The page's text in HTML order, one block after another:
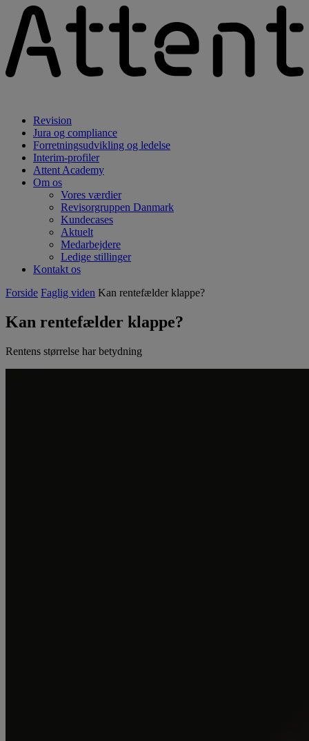
Revision
Jura og compliance
Forretningsudvikling og ledelse
Interim-profiler
Attent Academy
Om os
Vores værdier
Revisorgruppen Danmark
Kundecases
Aktuelt
Medarbejdere
Ledige stillinger
Kontakt os
Forside Faglig viden Kan rentefælder klappe?
Kan rentefælder klappe?
Rentens størrelse har betydning